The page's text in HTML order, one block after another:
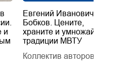
и
Евгений Иванович
Бобков. Цените,
храните и умножайте
традиции МВТУ
Коллектив авторов